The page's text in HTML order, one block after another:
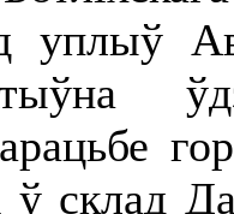
уплыў
ў склад